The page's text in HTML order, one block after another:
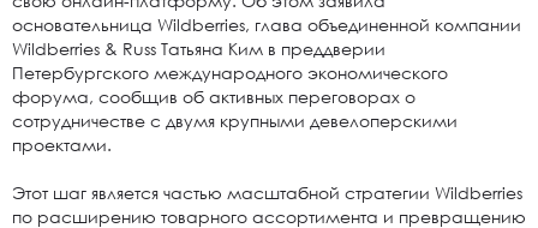
основательница Wildberries, глава объединенной компании
Wildberries & Russ Татьяна Ким в преддверии
Петербургского международного экономического
форума, сообщив об активных переговорах о
сотрудничестве с двумя крупными девелоперскими
проектами.
Этот шаг является частью масштабной стратегии Wildberries
по расширению товарного ассортимента и превращению